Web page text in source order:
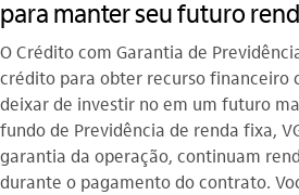
para manter seu futuro
O Crédito com Garantia de
crédito para obter recurso financeiro
deixar de investir no em um futuro
fundo de Previdência de renda fixa,
garantia da operação, continuam
durante o pagamento do contrato.